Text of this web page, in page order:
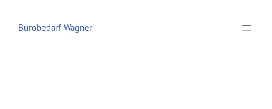
springenBürobedarf Wagner